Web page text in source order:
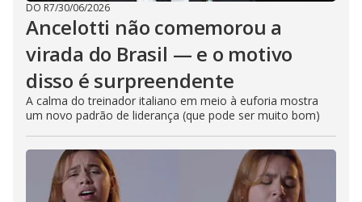
DO R7/30/06/2026
Ancelotti não comemorou a
virada do Brasil — e o motivo
disso é surpreendente
A calma do treinador italiano em meio à euforia mostra
um novo padrão de liderança (que pode ser muito bom)